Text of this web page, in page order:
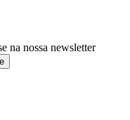
na nossa newsletter